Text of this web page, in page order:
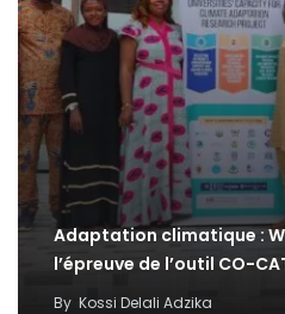
Adaptation climatique :
l’épreuve de l’outil CO-
By Kossi Delali Adzika